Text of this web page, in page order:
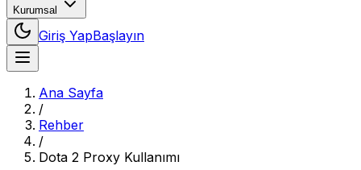
Kurumsal
Giriş YapBaşlayın
Ana Sayfa
/
Rehber
/
Dota 2 Proxy Kullanımı